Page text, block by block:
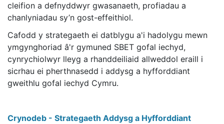
cleifion a defnyddwyr gwasanaeth, profiadau a
chanlyniadau sy’n gost-effeithiol.
Cafodd y strategaeth ei datblygu a'i hadolygu mewn
ymgynghoriad â'r gymuned SBET gofal iechyd,
cynrychiolwyr lleyg a rhanddeiliaid allweddol eraill i
sicrhau ei pherthnasedd i addysg a hyfforddiant
gweithlu gofal iechyd Cymru.
Crynodeb - Strategaeth Addysg a Hyfforddiant